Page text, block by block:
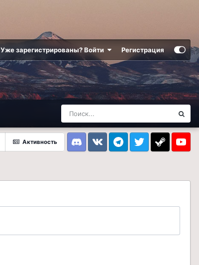
Уже зарегистрированы? Войти Регистрация
Активность
DiscordVK TelegramTwitter Steam